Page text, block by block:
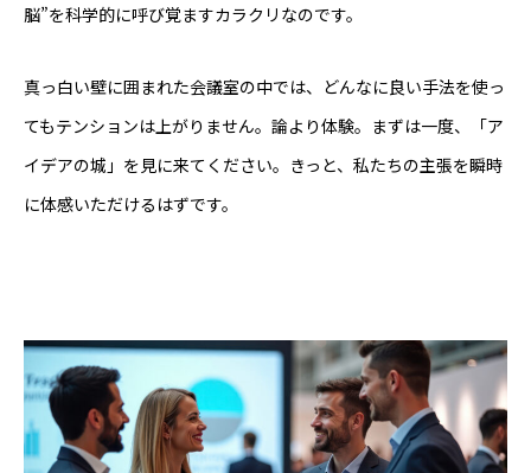
脳”を科学的に呼び覚ますカラクリなのです。
真っ白い壁に囲まれた会議室の中では、どんなに良い手法を使っ
てもテンションは上がりません。論より体験。まずは一度、「ア
イデアの城」を見に来てください。きっと、私たちの主張を瞬時
に体感いただけるはずです。